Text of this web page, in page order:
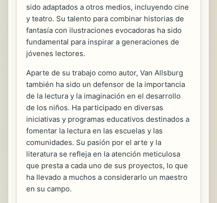
sido adaptados a otros medios, incluyendo cine
y teatro. Su talento para combinar historias de
fantasía con ilustraciones evocadoras ha sido
fundamental para inspirar a generaciones de
jóvenes lectores.
Aparte de su trabajo como autor, Van Allsburg
también ha sido un defensor de la importancia
de la lectura y la imaginación en el desarrollo
de los niños. Ha participado en diversas
iniciativas y programas educativos destinados a
fomentar la lectura en las escuelas y las
comunidades. Su pasión por el arte y la
literatura se refleja en la atención meticulosa
que presta a cada uno de sus proyectos, lo que
ha llevado a muchos a considerarlo un maestro
en su campo.